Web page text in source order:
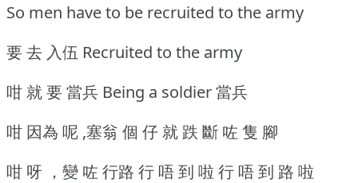
So men have to be recruited to the army
要 去 入伍 Recruited to the army
咁 就 要 當兵 Being a soldier 當兵
咁 因為 呢 ,塞翁 個 仔 就 跌 斷 咗 隻 腳
咁 呀 ，變 咗 行路 行 唔 到 啦 行 唔 到 路 啦